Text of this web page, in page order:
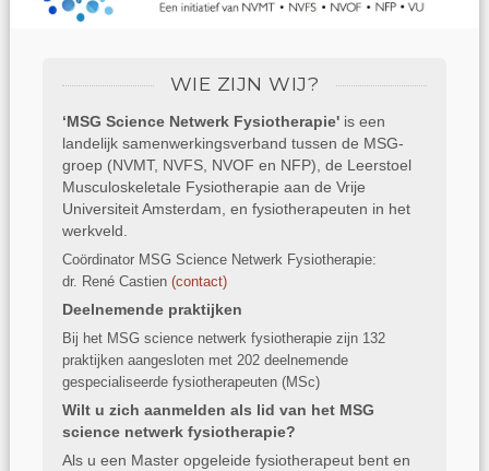
WIE ZIJN WIJ?
‘MSG Science Netwerk Fysiotherapie'is een
landelijk samenwerkingsverband tussen de MSG-
groep (NVMT, NVFS, NVOF en NFP), de Leerstoel
Musculoskeletale Fysiotherapie aan de Vrije
Universiteit Amsterdam, en fysiotherapeuten in het
werkveld.
Coördinator MSG Science Netwerk Fysiotherapie:
dr. René Castien (contact)
Deelnemende praktijken
Bij het MSG science netwerk fysiotherapie zijn 132
praktijken aangesloten met 202 deelnemende
gespecialiseerde fysiotherapeuten (MSc)
Wilt u zich aanmelden als lid van het MSG
science netwerk fysiotherapie?
Als u een Master opgeleide fysiotherapeut bent en